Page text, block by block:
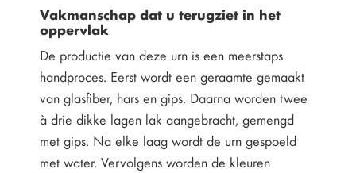
Vakmanschap dat u terugziet in het
oppervlak
De productie van deze urn is een meerstaps
handproces. Eerst wordt een geraamte gemaakt
van glasfiber, hars en gips. Daarna worden twee
à drie dikke lagen lak aangebracht, gemengd
met gips. Na elke laag wordt de urn gespoeld
met water. Vervolgens worden de kleuren